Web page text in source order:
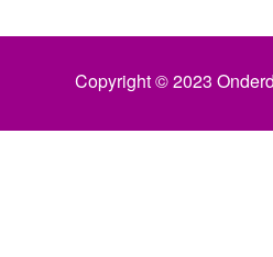
Copyright © 2023